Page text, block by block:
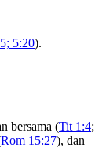
5:20).
bersama (Tit 1:4;
Rom 15:27), dan